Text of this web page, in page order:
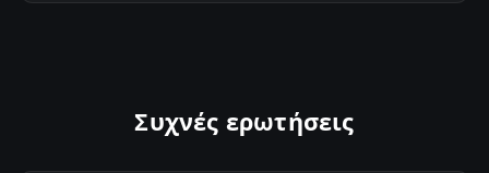
Συχνές ερωτήσεις